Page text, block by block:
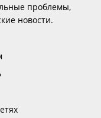
проблемы,
новости.